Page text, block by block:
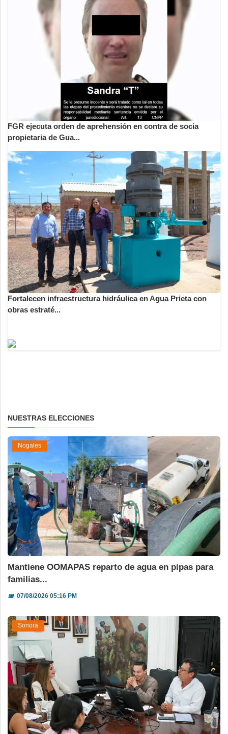
FGR ejecuta orden de aprehensión en contra de socia
propietaria de Gua...
Fortalecen infraestructura hidráulica en Agua Prieta con
obras estraté...
NUESTRAS ELECCIONES
Nogales
Mantiene OOMAPAS reparto de agua en pipas para
familias...
📅07/08/2026 05:16 PM
Sonora